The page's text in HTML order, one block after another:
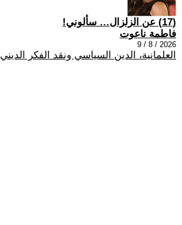
(17) عن الزلزال… سألوني!
فاطمة ناعوت
2026 / 8 / 9
العلمانية، الدين السياسي ونقد الفكر الديني